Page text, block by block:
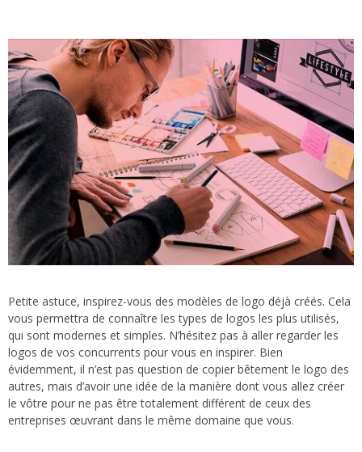
Petite astuce, inspirez-vous des modèles de logo déjà créés. Cela
vous permettra de connaître les types de logos les plus utilisés,
qui sont modernes et simples. N’hésitez pas à aller regarder les
logos de vos concurrents pour vous en inspirer. Bien
évidemment, il n’est pas question de copier bêtement le logo des
autres, mais d’avoir une idée de la manière dont vous allez créer
le vôtre pour ne pas être totalement différent de ceux des
entreprises œuvrant dans le même domaine que vous.